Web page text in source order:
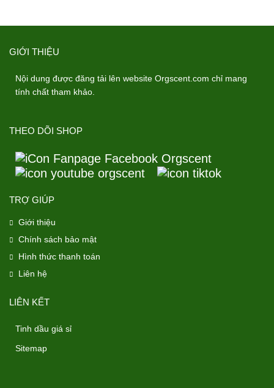
GIỚI THIỆU
Nội dung được đăng tải lên website Orgscent.com chỉ mang
tính chất tham khảo.
THEO DÕI SHOP
TRỢ GIÚP
Giới thiệu
Chính sách bảo mật
Hình thức thanh toán
Liên hệ
LIÊN KẾT
Tinh dầu giá sỉ
Sitemap